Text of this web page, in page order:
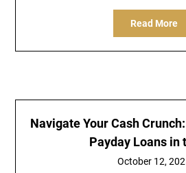
Read More
Navigate Your Cash
Payday Loans in
October 12,